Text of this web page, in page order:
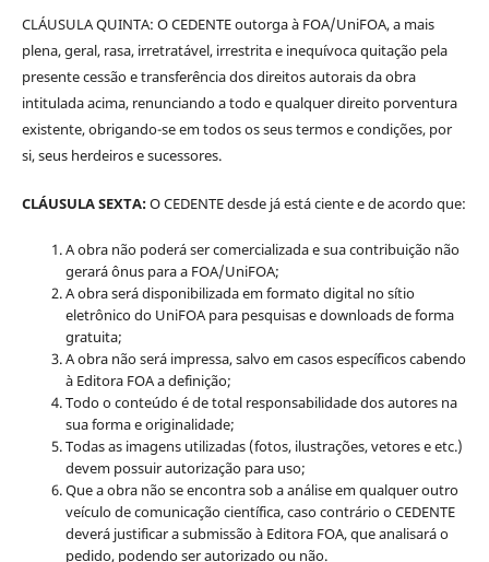
CLÁUSULA QUINTA: O CEDENTE outorga à FOA/UniFOA, a mais
plena, geral, rasa, irretratável, irrestrita e inequívoca quitação pela
presente cessão e transferência dos direitos autorais da obra
intitulada acima, renunciando a todo e qualquer direito porventura
existente, obrigando-se em todos os seus termos e condições, por
si, seus herdeiros e sucessores.
CLÁUSULA SEXTA:O CEDENTE desde já está ciente e de acordo que:
A obra não poderá ser comercializada e sua contribuição não
gerará ônus para a FOA/UniFOA;
A obra será disponibilizada em formato digital no sítio
eletrônico do UniFOA para pesquisas e downloads de forma
gratuita;
A obra não será impressa, salvo em casos específicos cabendo
à Editora FOA a definição;
Todo o conteúdo é de total responsabilidade dos autores na
sua forma e originalidade;
Todas as imagens utilizadas (fotos, ilustrações, vetores e etc.)
devem possuir autorização para uso;
Que a obra não se encontra sob a análise em qualquer outro
veículo de comunicação científica, caso contrário o CEDENTE
deverá justificar a submissão à Editora FOA, que analisará o
pedido, podendo ser autorizado ou não.